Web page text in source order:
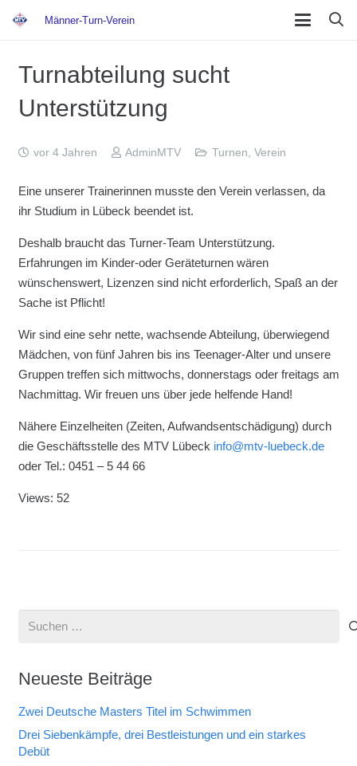
Männer-Turn-Verein
Turnabteilung sucht
Unterstützung
vor 4 Jahren AdminMTV Turnen, Verein
Eine unserer Trainerinnen musste den Verein verlassen, da
ihr Studium in Lübeck beendet ist.
Deshalb braucht das Turner-Team Unterstützung.
Erfahrungen im Kinder-oder Geräteturnen wären
wünschenswert, Lizenzen sind nicht erforderlich, Spaß an der
Sache ist Pflicht!
Wir sind eine sehr nette, wachsende Abteilung, überwiegend
Mädchen, von fünf Jahren bis ins Teenager-Alter und unsere
Gruppen treffen sich mittwochs, donnerstags oder freitags am
Nachmittag. Wir freuen uns über jede helfende Hand!
Nähere Einzelheiten (Zeiten, Aufwandsentschädigung) durch
die Geschäftsstelle des MTV Lübeck info@mtv-luebeck.de
oder Tel.: 0451 – 5 44 66
Views: 52
Suchen
Neueste Beiträge
Zwei Deutsche Masters Titel im Schwimmen
Drei Siebenkämpfe, drei Bestleistungen und ein starkes
Debüt